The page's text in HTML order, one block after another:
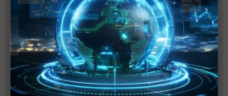
AI眼鏡掀革命 紅鏈ODM與PCB迎穿戴新商機
台灣大喊話不缺席AI眼鏡戰局 林東閔：天時地利人
和
AI百鏡大戰升溫！ 阿里入局、雷軍親下場才是轉捩
點